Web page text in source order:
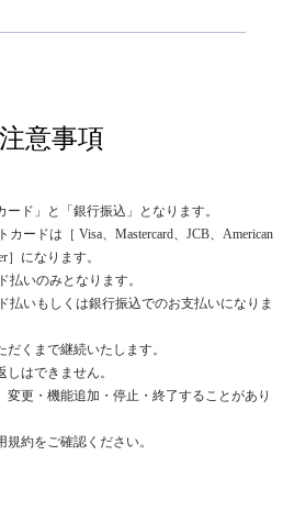
意事項
ド」と「銀行振込」となります。
ードは［ Visa、Mastercard、JCB、American
］になります。
払いのみとなります。
払いもしくは銀行振込でのお支払いになりま
くまで継続いたします。
はできません。
更・機能追加・停止・終了することがあり
約をご確認ください。